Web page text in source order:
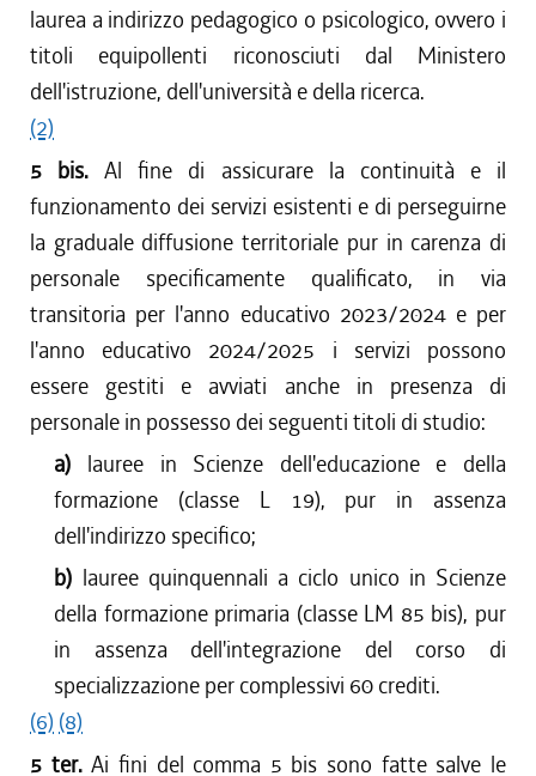
laurea a indirizzo pedagogico o psicologico, ovvero i
titoli equipollenti riconosciuti dal Ministero
dell'istruzione, dell'università e della ricerca.
(2)
5 bis.Al fine di assicurare la continuità e il
funzionamento dei servizi esistenti e di perseguirne
la graduale diffusione territoriale pur in carenza di
personale specificamente qualificato, in via
transitoria per l'anno educativo 2023/2024 e per
l'anno educativo 2024/2025 i servizi possono
essere gestiti e avviati anche in presenza di
personale in possesso dei seguenti titoli di studio:
a) lauree in Scienze dell'educazione e della
formazione (classe L 19), pur in assenza
dell'indirizzo specifico;
b) lauree quinquennali a ciclo unico in Scienze
della formazione primaria (classe LM 85 bis), pur
in assenza dell'integrazione del corso di
specializzazione per complessivi 60 crediti.
(6) (8)
5 ter.Ai fini del comma 5 bis sono fatte salve le